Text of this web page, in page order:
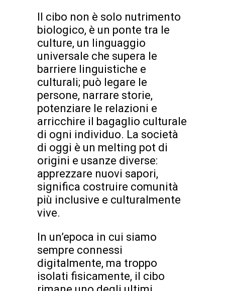
Il cibo non è solo nutrimento
biologico, è un ponte tra le
culture, un linguaggio
universale che supera le
barriere linguistiche e
culturali; può legare le
persone, narrare storie,
potenziare le relazioni e
arricchire il bagaglio culturale
di ogni individuo. La società
di oggi è un melting pot di
origini e usanze diverse:
apprezzare nuovi sapori,
significa costruire comunità
più inclusive e culturalmente
vive.
In un’epoca in cui siamo
sempre connessi
digitalmente, ma troppo
isolati fisicamente, il cibo